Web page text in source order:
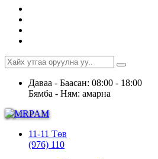
Даваа - Баасан: 08:00 - 18:00
Бямба - Ням: амарна
11-11 Төв
(976) 110